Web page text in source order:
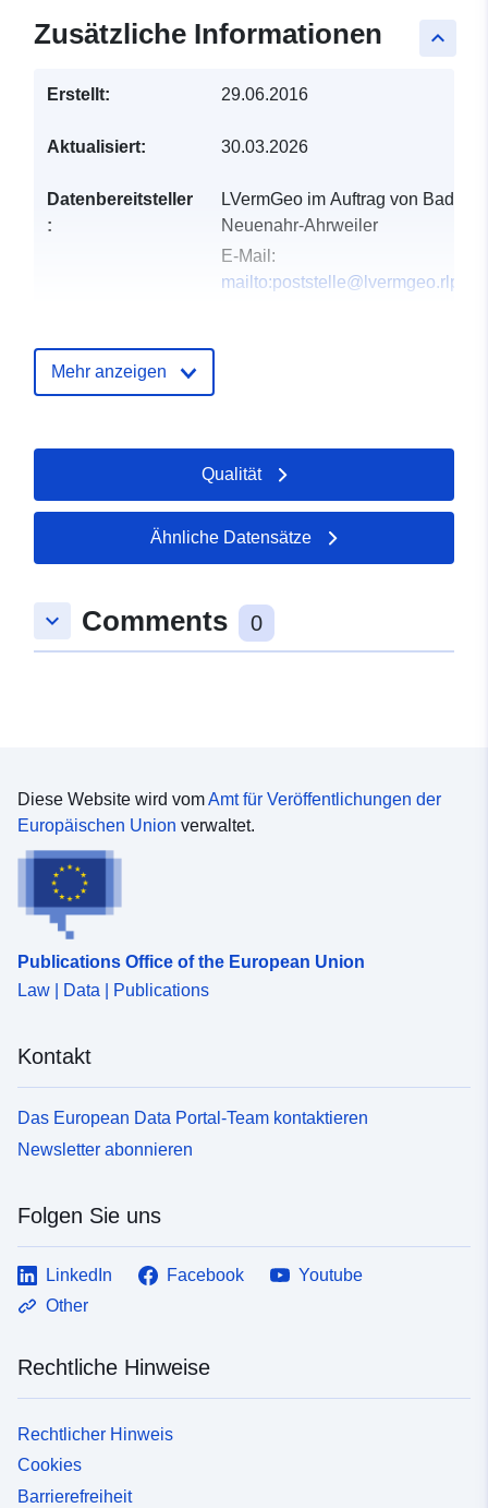
keyboard_arrow_up
Zusätzliche Informationen
Erstellt: 29.06.2016
Aktualisiert: 30.03.2026
Datenbereitsteller
:
LVermGeo im Auftrag von Bad
Neuenahr-Ahrweiler
E-Mail:
mailto:poststelle@lvermgeo.rlp.de
Kataloge:
Koordinaten:
50.5374 ], [ 7.08951,
50.5374 ], [ 7.08951,
Typ: Polygon
Mehr anzeigen
Qualität
Ähnliche Datensätze
keyboard_arrow_down Comments 0
Diese Website wird vomAmt für Veröffentlichungen der
Europäischen Union verwaltet.
Publications Office of the European Union
Law | Data | Publications
Kontakt
Das European Data Portal-Team kontaktieren
Newsletter abonnieren
Folgen Sie uns
LinkedIn Facebook
Youtube
Other
Rechtliche Hinweise
Rechtlicher Hinweis
Cookies
Barrierefreiheit